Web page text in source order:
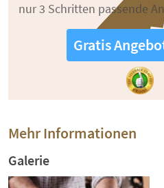
nur 3 Schritten passende
Gratis
Mehr Informationen
Galerie